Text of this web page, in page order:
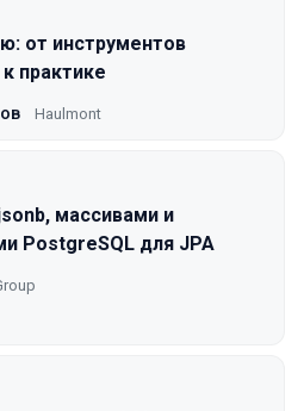
от инструментов
практике
Haulmont
массивами и
PostgreSQL для JPA